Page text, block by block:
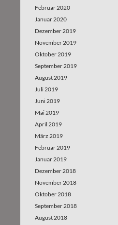
Februar 2020
Januar 2020
Dezember 2019
November 2019
Oktober 2019
September 2019
August 2019
Juli 2019
Juni 2019
Mai 2019
April 2019
März 2019
Februar 2019
Januar 2019
Dezember 2018
November 2018
Oktober 2018
September 2018
August 2018